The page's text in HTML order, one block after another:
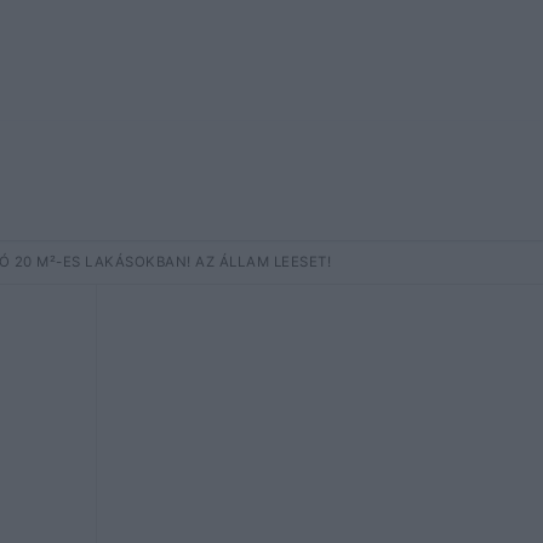
20 M²-ES LAKÁSOKBAN! AZ ÁLLAM LEESET!